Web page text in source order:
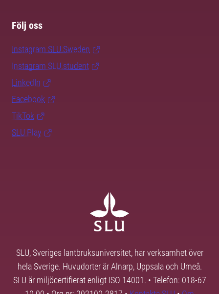
Följ oss
Instagram SLU.Sweden
Instagram SLU.student
LinkedIn
Facebook
TikTok
SLU Play
SLU, Sveriges lantbruksuniversitet, har verksamhet över
hela Sverige. Huvudorter är Alnarp, Uppsala och Umeå.
SLU är miljöcertifierat enligt ISO 14001. • Telefon: 018-67